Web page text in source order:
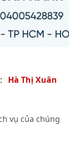
Hà Thị Xuân
vụ của chúng